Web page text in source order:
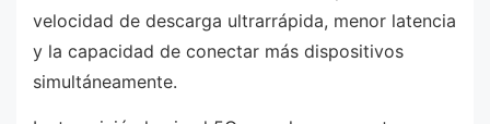
velocidad de descarga ultrarrápida, menor latencia
y la capacidad de conectar más dispositivos
simultáneamente.